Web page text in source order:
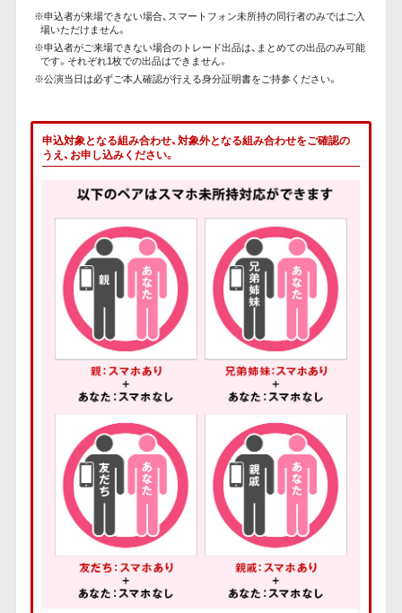
※申込者が来場できない場合、スマートフォン未所持の同行者のみではご入
場いただけません。
※申込者がご来場できない場合のトレード出品は、まとめての出品のみ可能
です。それぞれ1枚での出品はできません。
※公演当日は必ずご本人確認が行える身分証明書をご持参ください。
申込対象となる組み合わせ、対象外となる組み合わせをご確認の
うえ、お申し込みください。